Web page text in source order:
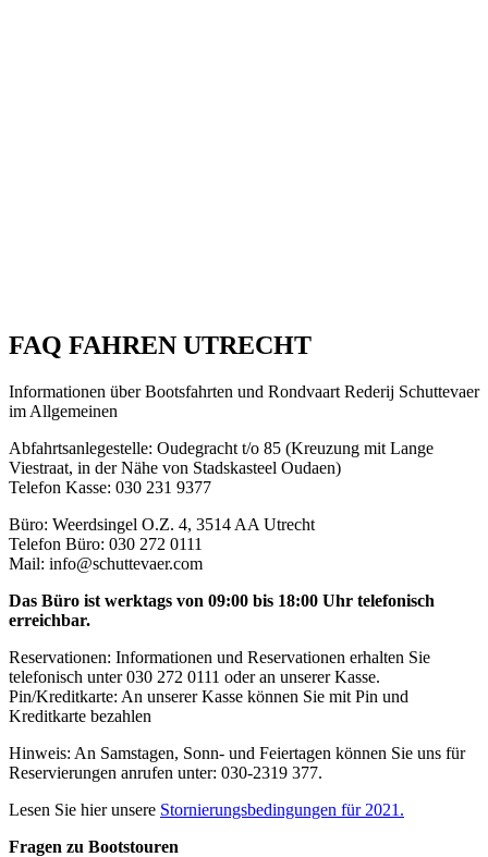
FAQ FAHREN UTRECHT
Informationen über Bootsfahrten und Rondvaart Rederij Schuttevaer
im Allgemeinen
Abfahrtsanlegestelle: Oudegracht t/o 85 (Kreuzung mit Lange
Viestraat, in der Nähe von Stadskasteel Oudaen)
Telefon Kasse: 030 231 9377
Büro: Weerdsingel O.Z. 4, 3514 AA Utrecht
Telefon Büro: 030 272 0111
Mail: info@schuttevaer.com
Das Büro ist werktags von 09:00 bis 18:00 Uhr telefonisch
erreichbar.
Reservationen: Informationen und Reservationen erhalten Sie
telefonisch unter 030 272 0111 oder an unserer Kasse.
Pin/Kreditkarte: An unserer Kasse können Sie mit Pin und
Kreditkarte bezahlen
Hinweis: An Samstagen, Sonn- und Feiertagen können Sie uns für
Reservierungen anrufen unter: 030-2319 377.
Lesen Sie hier unsere Stornierungsbedingungen für 2021.
Fragen zu Bootstouren